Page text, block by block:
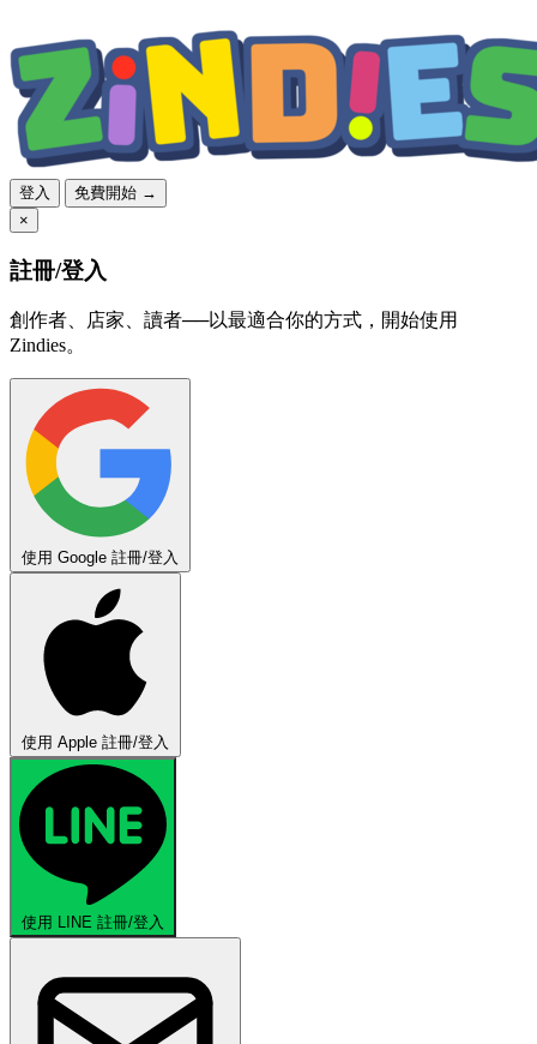
登入
免費開始 →
×
註冊/登入
創作者、店家、讀者──以最適合你的方式，開始使用
Zindies。
使用 Google 註冊/登入
使用 Apple 註冊/登入
使用 LINE 註冊/登入